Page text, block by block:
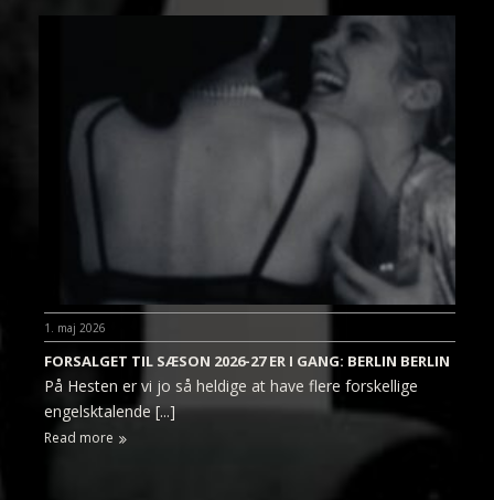
1. maj 2026
FORSALGET TIL SÆSON 2026-27 ER I GANG: BERLIN BERLIN
På Hesten er vi jo så heldige at have flere forskellige
engelsktalende [...]
Read more